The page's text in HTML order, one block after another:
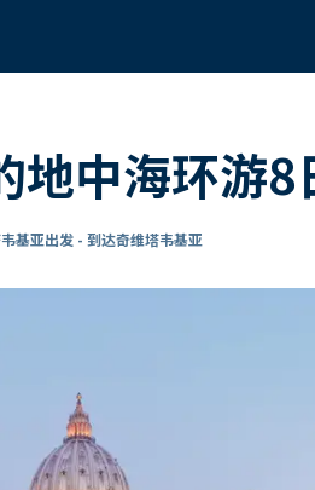
地中海环游
基亚出发 - 到达奇维塔韦基亚